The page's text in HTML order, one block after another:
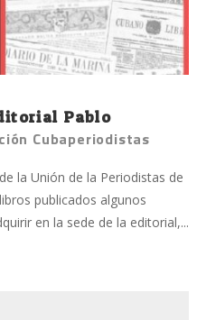
Pablo
Cubaperiodistas
la Unión de la Periodistas de
publicados algunos
en la sede de la editorial,...